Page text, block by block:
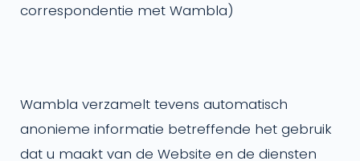
correspondentie met Wambla)
Wambla verzamelt tevens automatisch
anonieme informatie betreffende het gebruik
dat u maakt van de Website en de diensten